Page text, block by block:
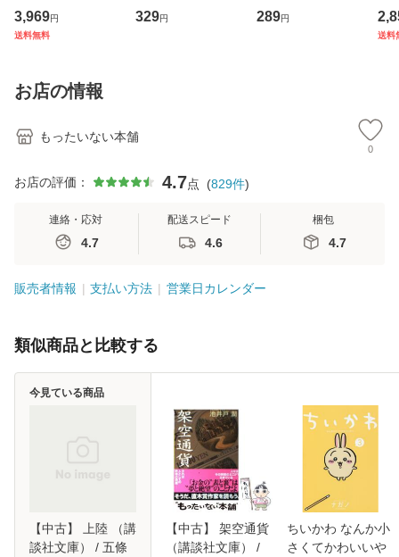
専門職の看護マネ
ジメントスキル 改
恵 藤本幸三 / 南江
堂 [単行
3,969円
送料無料
理小説 (光文社文
庫) / 島田荘司 / 光
329円
産限定盤） / 清水
翔太×加藤ミリヤ /
289円
タ
送料
お店の情報
もったいない本舗
0
お店の評価： 4.7点 (829件)
連絡・応対
4.7
配送スピード
4.6
梱包
4.7
販売者情報 支払い方法 営業日カレンダー
類似商品と比較する
【中古】 上陸 （講
談社文庫） / 五條
今見ている商品
【中古】 架空通貨
（講談社文庫） /
ちいかわ なんか小
さくてかわいいや